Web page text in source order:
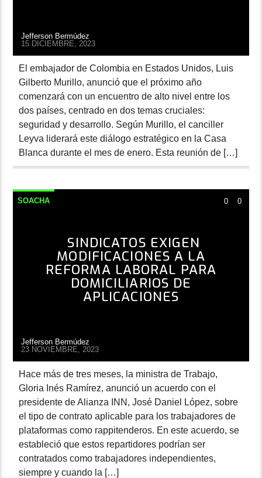
Jefferson Bermúdez
15 DICIEMBRE, 2023
El embajador de Colombia en Estados Unidos, Luis
Gilberto Murillo, anunció que el próximo año
comenzará con un encuentro de alto nivel entre los
dos países, centrado en dos temas cruciales:
seguridad y desarrollo. Según Murillo, el canciller
Leyva liderará este diálogo estratégico en la Casa
Blanca durante el mes de enero. Esta reunión de […]
SOACHA 0 0
SINDICATOS EXIGEN
MODIFICACIONES A LA
REFORMA LABORAL PARA
DOMICILIARIOS DE
APLICACIONES
Jefferson Bermúdez
23 NOVIEMBRE, 2023
Hace más de tres meses, la ministra de Trabajo,
Gloria Inés Ramírez, anunció un acuerdo con el
presidente de Alianza INN, José Daniel López, sobre
el tipo de contrato aplicable para los trabajadores de
plataformas como rappitenderos. En este acuerdo, se
estableció que estos repartidores podrían ser
contratados como trabajadores independientes,
siempre y cuando la […]